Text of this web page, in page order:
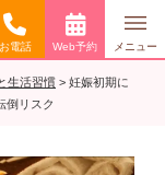
お電話 Web予約 メニュー
生活習慣 > 妊娠初期に
倒リスク